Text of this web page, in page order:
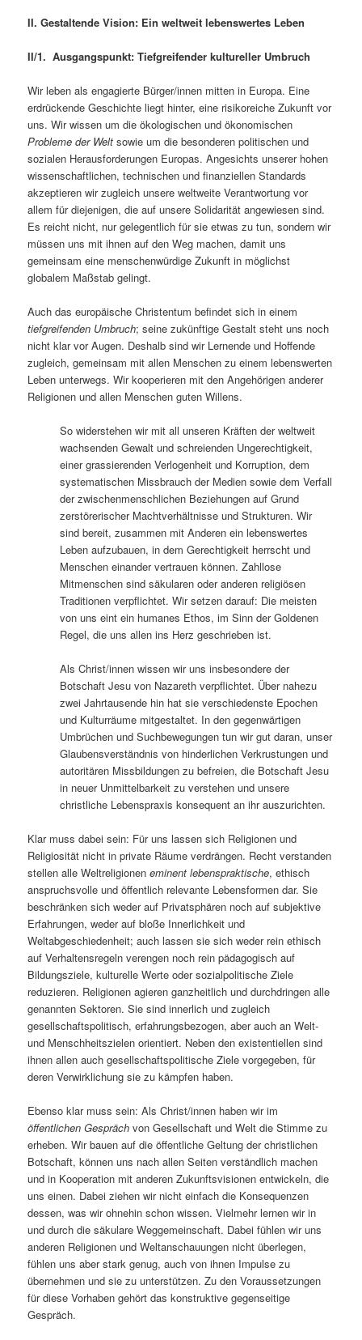
II. Gestaltende Vision: Ein weltweit lebenswertes Leben
II/1. Ausgangspunkt: Tiefgreifender kultureller Umbruch
Wir leben als engagierte Bürger/innen mitten in Europa. Eine
erdrückende Geschichte liegt hinter, eine risikoreiche Zukunft vor
uns. Wir wissen um die ökologischen und ökonomischen
Probleme der Welt sowie um die besonderen politischen und
sozialen Herausforderungen Europas. Angesichts unserer hohen
wissenschaftlichen, technischen und finanziellen Standards
akzeptieren wir zugleich unsere weltweite Verantwortung vor
allem für diejenigen, die auf unsere Solidarität angewiesen sind.
Es reicht nicht, nur gelegentlich für sie etwas zu tun, sondern wir
müssen uns mit ihnen auf den Weg machen, damit uns
gemeinsam eine menschenwürdige Zukunft in möglichst
globalem Maßstab gelingt.
Auch das europäische Christentum befindet sich in einem
tiefgreifenden Umbruch; seine zukünftige Gestalt steht uns noch
nicht klar vor Augen. Deshalb sind wir Lernende und Hoffende
zugleich, gemeinsam mit allen Menschen zu einem lebenswerten
Leben unterwegs. Wir kooperieren mit den Angehörigen anderer
Religionen und allen Menschen guten Willens.
So widerstehen wir mit all unseren Kräften der weltweit
wachsenden Gewalt und schreienden Ungerechtigkeit,
einer grassierenden Verlogenheit und Korruption, dem
systematischen Missbrauch der Medien sowie dem Verfall
der zwischenmenschlichen Beziehungen auf Grund
zerstörerischer Machtverhältnisse und Strukturen. Wir
sind bereit, zusammen mit Anderen ein lebenswertes
Leben aufzubauen, in dem Gerechtigkeit herrscht und
Menschen einander vertrauen können. Zahllose
Mitmenschen sind säkularen oder anderen religiösen
Traditionen verpflichtet. Wir setzen darauf: Die meisten
von uns eint ein humanes Ethos, im Sinn der Goldenen
Regel, die uns allen ins Herz geschrieben ist.
Als Christ/innen wissen wir uns insbesondere der
Botschaft Jesu von Nazareth verpflichtet. Über nahezu
zwei Jahrtausende hin hat sie verschiedenste Epochen
und Kulturräume mitgestaltet. In den gegenwärtigen
Umbrüchen und Suchbewegungen tun wir gut daran, unser
Glaubensverständnis von hinderlichen Verkrustungen und
autoritären Missbildungen zu befreien, die Botschaft Jesu
in neuer Unmittelbarkeit zu verstehen und unsere
christliche Lebenspraxis konsequent an ihr auszurichten.
Klar muss dabei sein: Für uns lassen sich Religionen und
Religiosität nicht in private Räume verdrängen. Recht verstanden
stellen alle Weltreligioneneminent lebenspraktische, ethisch
anspruchsvolle und öffentlich relevante Lebensformen dar. Sie
beschränken sich weder auf Privatsphären noch auf subjektive
Erfahrungen, weder auf bloße Innerlichkeit und
Weltabgeschiedenheit; auch lassen sie sich weder rein ethisch
auf Verhaltensregeln verengen noch rein pädagogisch auf
Bildungsziele, kulturelle Werte oder sozialpolitische Ziele
reduzieren. Religionen agieren ganzheitlich und durchdringen alle
genannten Sektoren. Sie sind innerlich und zugleich
gesellschaftspolitisch, erfahrungsbezogen, aber auch an Welt-
und Menschheitszielen orientiert. Neben den existentiellen sind
ihnen allen auch gesellschaftspolitische Ziele vorgegeben, für
deren Verwirklichung sie zu kämpfen haben.
Ebenso klar muss sein: Als Christ/innen haben wir im
öffentlichen Gespräch von Gesellschaft und Welt die Stimme zu
erheben. Wir bauen auf die öffentliche Geltung der christlichen
Botschaft, können uns nach allen Seiten verständlich machen
und in Kooperation mit anderen Zukunftsvisionen entwickeln, die
uns einen. Dabei ziehen wir nicht einfach die Konsequenzen
dessen, was wir ohnehin schon wissen. Vielmehr lernen wir in
und durch die säkulare Weggemeinschaft. Dabei fühlen wir uns
anderen Religionen und Weltanschauungen nicht überlegen,
fühlen uns aber stark genug, auch von ihnen Impulse zu
übernehmen und sie zu unterstützen. Zu den Voraussetzungen
für diese Vorhaben gehört das konstruktive gegenseitige
Gespräch.